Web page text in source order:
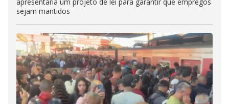
sejam mantidos